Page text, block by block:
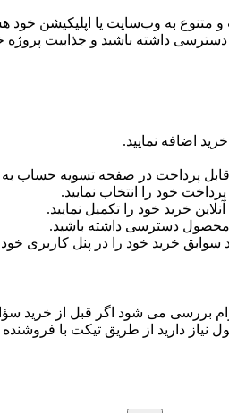
متنوع به وب‌سایت یا اپلیکیشن
داشته باشید و جذابیت پروژه
اضافه نمایید.
پرداخت در صفحه تسویه حساب
خود را انتخاب نمایید.
خرید خود را تکمیل نمایید.
محصول دسترسی داشته باشید.
خرید خود را در پنل کاربری خود
می شود اگر قبل از خرید
نیاز دارید از طریق تیکت با